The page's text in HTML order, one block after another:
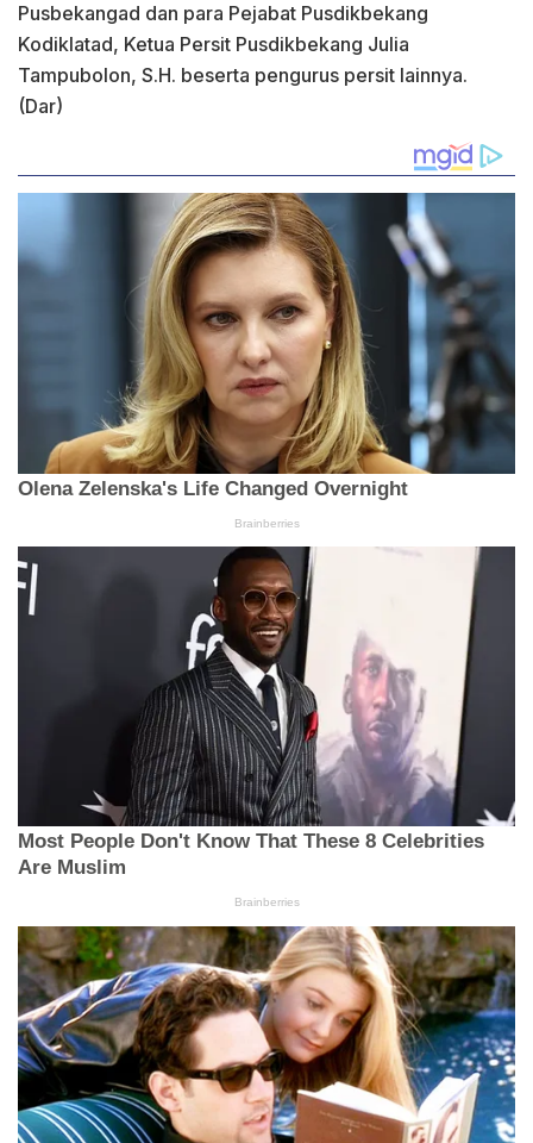
Pusbekangad dan para Pejabat Pusdikbekang
Kodiklatad, Ketua Persit Pusdikbekang Julia
Tampubolon, S.H. beserta pengurus persit lainnya.
(Dar)